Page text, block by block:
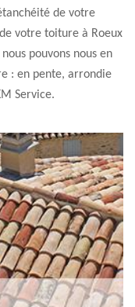
de votre
votre toiture à Roeux
pouvons nous en
: en pente, arrondie
Service.